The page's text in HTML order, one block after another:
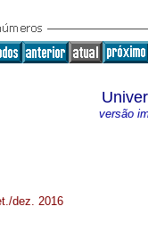
versão
dez. 2016